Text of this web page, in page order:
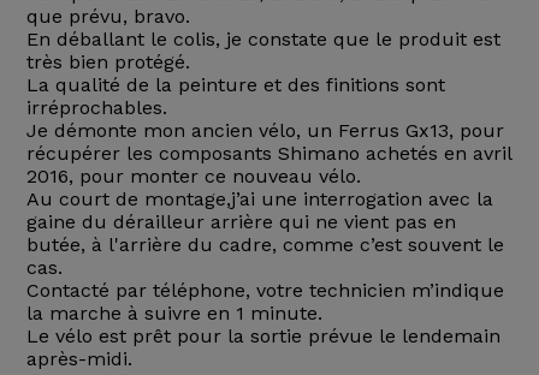
que prévu, bravo.
En déballant le colis, je constate que le produit est
très bien protégé.
La qualité de la peinture et des finitions sont
irréprochables.
Je démonte mon ancien vélo, un Ferrus Gx13, pour
récupérer les composants Shimano achetés en avril
2016, pour monter ce nouveau vélo.
Au court de montage,j’ai une interrogation avec la
gaine du dérailleur arrière qui ne vient pas en
butée, à l'arrière du cadre, comme c’est souvent le
cas.
Contacté par téléphone, votre technicien m’indique
la marche à suivre en 1 minute.
Le vélo est prêt pour la sortie prévue le lendemain
après-midi.